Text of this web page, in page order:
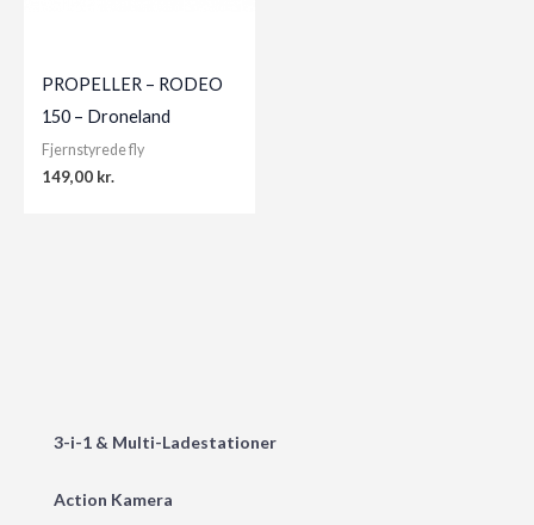
3-i-1 & Multi-Ladestationer
Action Kamera
PROPELLER – RODEO
150 – Droneland
Fjernstyrede fly
149,00 kr.